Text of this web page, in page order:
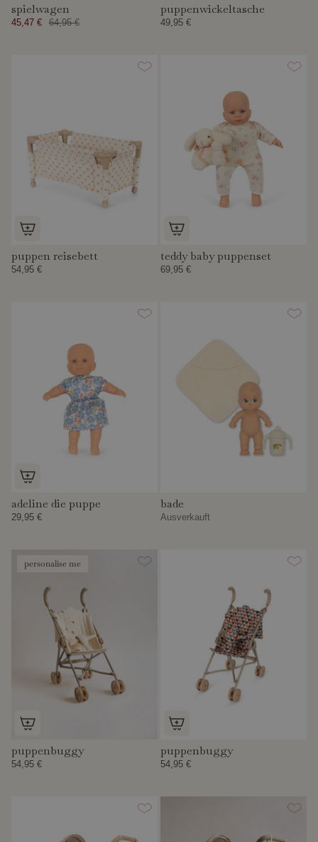
spielwagen
45,47 € 64,95 €
puppenwickeltasche
49,95 €
puppen reisebett
54,95 €
teddy baby puppenset
69,95 €
adeline die puppe
29,95 €
bade
Ausverkauft
personalise me
puppenbuggy
54,95 €
puppenbuggy
54,95 €